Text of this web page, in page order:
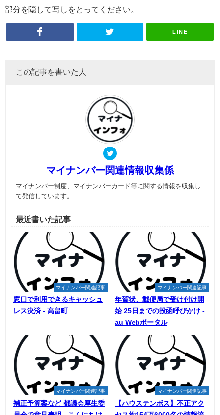
部分を隠して写しをとってください。
LINE
この記事を書いた人
マイナンバー関連情報収集係
マイナンバー制度、マイナンバーカード等に関する情報を収集し
て発信しています。
最近書いた記事
マイナンバー関連記事
窓口で利用できるキャッシュ
レス決済 - 高畠町
マイナンバー関連記事
年賀状、郵便局で受け付け開
始 25日までの投函呼びかけ -
au Webポータル
マイナンバー関連記事
補正予算案など 都議会厚生委
マイナンバー関連記事
【ハウステンボス】不正アク